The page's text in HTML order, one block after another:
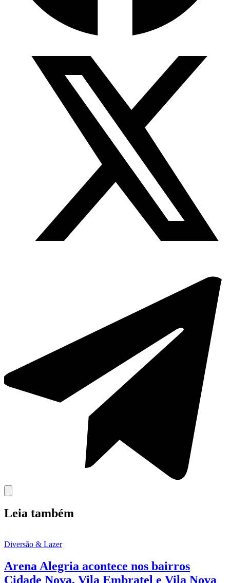
Leia também
Diversão & Lazer
Arena Alegria acontece nos bairros
Cidade Nova, Vila Embratel e Vila Nova